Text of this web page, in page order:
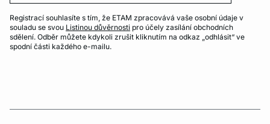
Registrací souhlasíte s tím, že ETAM zpracovává vaše osobní údaje v
souladu se svou Listinou důvěrnosti pro účely zasílání obchodních
sdělení. Odběr můžete kdykoli zrušit kliknutím na odkaz „odhlásit“ ve
spodní části každého e-mailu.